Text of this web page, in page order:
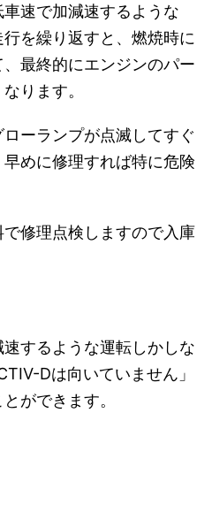
速で加減速するような
行を繰り返すと、燃焼時に
最終的にエンジンのパー
ります。
ーランプが点滅してすぐ
めに修理すれば特に危険
修理点検しますので入庫
するような運転しかしな
Dは向いていません」
ができます。